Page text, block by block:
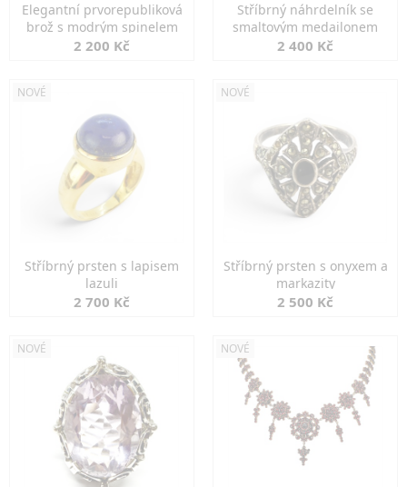
Elegantní prvorepubliková
brož s modrým spinelem
2 200 Kč
Stříbrný náhrdelník se
smaltovým medailonem
2 400 Kč
NOVÉ
Stříbrný prsten s lapisem
lazuli
2 700 Kč
NOVÉ
Stříbrný prsten s onyxem a
markazity
2 500 Kč
NOVÉ NOVÉ